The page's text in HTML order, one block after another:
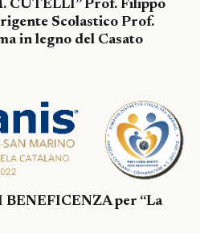
CUTELLI” Prof. Filippo
Scolastico Prof.
in legno del Casato
BENEFICENZA per “La